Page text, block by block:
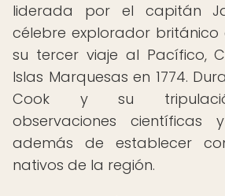
liderada por el capitán
célebre explorador británico
su tercer viaje al Pacífico,
Islas Marquesas en 1774.
Cook y su
observaciones científicas
además de establecer
nativos de la región.